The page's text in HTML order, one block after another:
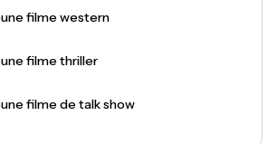
filme western
filme thriller
filme de talk show